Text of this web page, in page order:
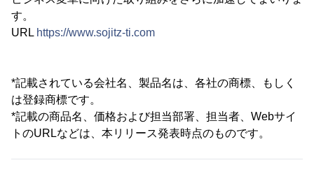
す。
URL https://www.sojitz-ti.com
*記載されている会社名、製品名は、各社の商標、もしく
は登録商標です。
*記載の商品名、価格および担当部署、担当者、Webサイ
トのURLなどは、本リリース発表時点のものです。